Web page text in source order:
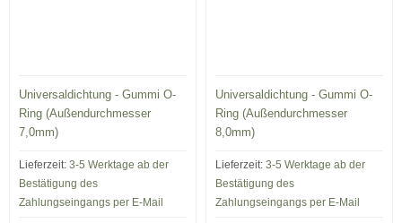
Universaldichtung - Gummi O-
Ring (Außendurchmesser
7,0mm)
Lieferzeit: 3-5 Werktage ab der
Bestätigung des
Zahlungseingangs per E-Mail
Universaldichtung - Gummi O-
Ring (Außendurchmesser
8,0mm)
Lieferzeit: 3-5 Werktage ab der
Bestätigung des
Zahlungseingangs per E-Mail